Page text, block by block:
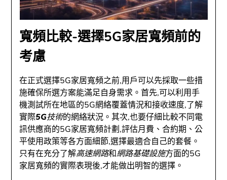
寬頻比較-選擇5G家居寬頻前的
考慮
在正式選擇5G家居寬頻之前,用戶可以先採取一些措
施確保所選方案能滿足自身需求。首先,可以利用手
機測試所在地區的5G網絡覆蓋情況和接收速度,了解
實際5G技術的網絡狀況。其次,也要仔細比較不同電
訊供應商的5G家居寬頻計劃,評估月費、合約期、公
平使用政策等各方面細節,選擇最適合自己的套餐。
只有在充分了解高速網路和網路基礎設施方面的5G
家居寬頻的實際表現後,才能做出明智的選擇。